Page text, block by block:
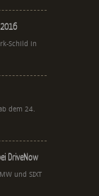
Schild in
dem 24.
DriveNow
und SIXT